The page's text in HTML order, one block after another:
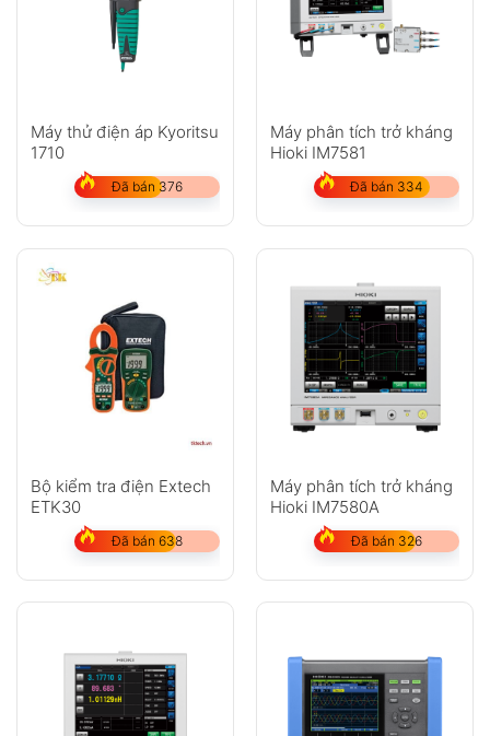
Anh
Không có bình luận nào
Máy thử điện áp Kyoritsu
1710
Đã bán 376
Máy phân tích trở kháng
Hioki IM7581
Đã bán 334
Bộ kiểm tra điện Extech
ETK30
Đã bán 638
Máy phân tích trở kháng
Hioki IM7580A
Đã bán 326